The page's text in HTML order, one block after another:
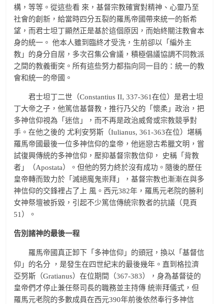
構，等等。從這些看 來，基督宗教確實對精神、心靈乃至
社會的創新，給當時四分五裂的羅馬帝國帶來統一的新希
望，而君士坦丁顯然正是基於這個原因，而始終關注教會本
身的統一。 他本人雖到臨終才受洗，生前卻以「編外主
教」的身分自居，多次召集公會議，積極倡議協調不同教派
之間的教義衝突。所有這些努力都指向同一目的：統一的教
會和統一的帝國。
君士坦丁二世（Constantius II, 337-361在位）是君士坦
丁大帝之子，他篤信基督教，推行乃父的「懷柔」政治，把
多神信仰視為「迷信」，而不再是政治威脅或宗教競爭對
手。在他之後的 尤利安努斯（Iulianus, 361-363在位）堪稱
羅馬帝國最後一位多神信仰的皇帝，他迷戀古希臘文明，嘗
試復興傳統的多神信仰，壓抑基督宗教信仰， 史稱「背教
者」（Apostata）。但他的努力終於沒有成功。隨後的歷任
皇帝轉而致力於「滅絕魔鬼崇拜」，基督宗教也漸漸在與多
神信仰的交鋒裡占了上 風。西元382年，羅馬元老院的勝利
女神祭壇被拆毀，引起不少篤信傳統宗教者的抗議（見頁
51）。
告別諸神的最後一程
羅馬帝國真正卸下「多神信仰」的頭冠，換以「基督信
仰」的名分 ，是發生在四世紀末的最後幾年。直到格拉濟
亞努斯（Gratianus）在位期間（367-383），身為基督徒的
皇帝們才停止兼任祭司長的職務並主持傳 統崇拜儀式，但
羅馬元老院的多數成員在西元390年前後依然奉行多神信